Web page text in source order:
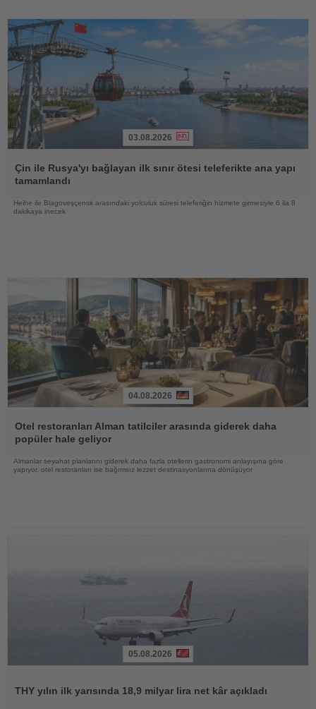
Oku
03.08.2026
Çin ile Rusya'yı bağlayan ilk sınır ötesi teleferikte ana yapı
tamamlandı
Heihe ile Blagoveşçensk arasındaki yolculuk süresi teleferiğin hizmete girmesiyle 6 ila 8
dakikaya inecek
Oku
04.08.2026
Otel restoranları Alman tatilciler arasında giderek daha
popüler hale geliyor
Almanlar seyahat planlarını giderek daha fazla otellerin gastronomi anlayışına göre
yapıyor, otel restoranları ise bağımsız lezzet destinasyonlarına dönüşüyor
05.08.2026
THY yılın ilk yarısında 18,9 milyar lira net kâr açıkladı